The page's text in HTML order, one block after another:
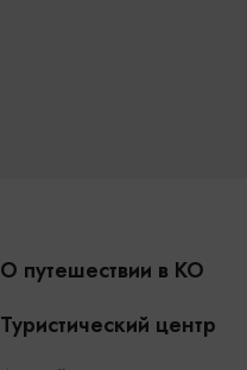
О путешествии в КО
Туристический центр